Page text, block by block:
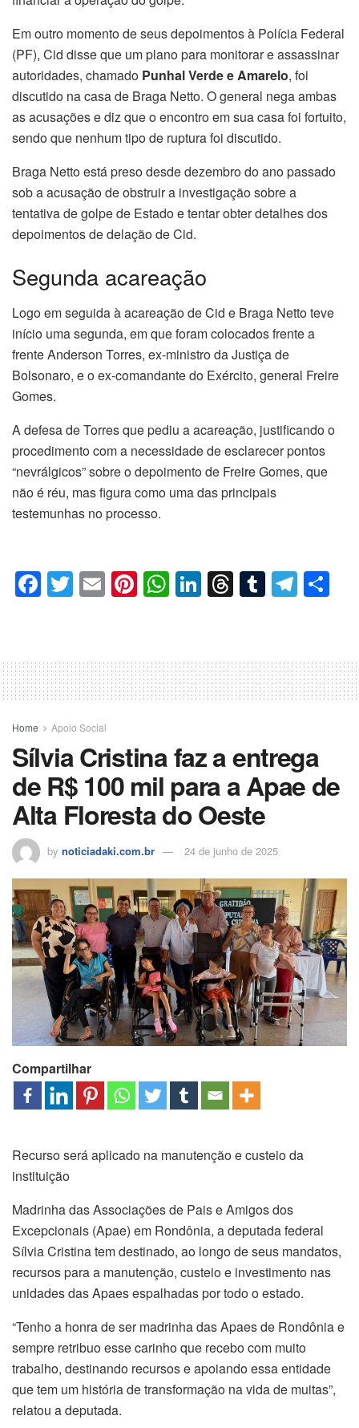
Em outro momento de seus depoimentos à Polícia Federal
(PF), Cid disse que um plano para monitorar e assassinar
autoridades, chamado Punhal Verde e Amarelo, foi
discutido na casa de Braga Netto. O general nega ambas
as acusações e diz que o encontro em sua casa foi fortuito,
sendo que nenhum tipo de ruptura foi discutido.
Braga Netto está preso desde dezembro do ano passado
sob a acusação de obstruir a investigação sobre a
tentativa de golpe de Estado e tentar obter detalhes dos
depoimentos de delação de Cid.
Segunda acareação
Logo em seguida à acareação de Cid e Braga Netto teve
início uma segunda, em que foram colocados frente a
frente Anderson Torres, ex-ministro da Justiça de
Bolsonaro, e o ex-comandante do Exército, general Freire
Gomes.
A defesa de Torres que pediu a acareação, justificando o
procedimento com a necessidade de esclarecer pontos
“nevrálgicos” sobre o depoimento de Freire Gomes, que
não é réu, mas figura como uma das principais
testemunhas no processo.
F
a
e
b
o
o
k
T
wi
er
E
m
Pi
nt
e
st
W
h
s
A
p
Li
n
e
dI
n
T
hr
a
d
s
T
u
bl
r
T
el
gr
a
m
p
ar
til
Home Apoio Social
Sílvia Cristina faz a entrega
de R$ 100 mil para a Apae de
Alta Floresta do Oeste
by noticiadaki.com.br 24 de junho de 2025
Compartilhar
Recurso será aplicado na manutenção e custeio da
instituição
Madrinha das Associações de Pais e Amigos dos
Excepcionais (Apae) em Rondônia, a deputada federal
Sílvia Cristina tem destinado, ao longo de seus mandatos,
recursos para a manutenção, custeio e investimento nas
unidades das Apaes espalhadas por todo o estado.
“Tenho a honra de ser madrinha das Apaes de Rondônia e
sempre retribuo esse carinho que recebo com muito
trabalho, destinando recursos e apoiando essa entidade
que tem um história de transformação na vida de muitas”,
relatou a deputada.